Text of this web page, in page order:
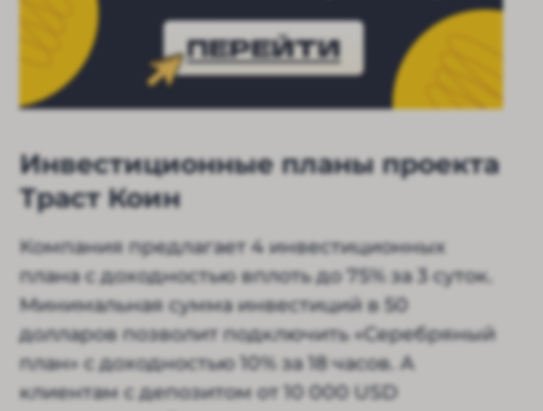
ПЕРЕЙТИ
Инвестиционные планы проекта
Траст Коин
Компания предлагает 4 инвестиционных
плана с доходностью вплоть до 75% за 3 суток.
Минимальная сумма инвестиций в 50
долларов позволит подключить «Серебряный
план» с доходностью 10% за 18 часов. А
клиентам с депозитом от 10 000 USD